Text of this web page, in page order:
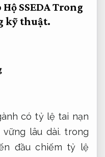
SSEDA Trong
kỹ thuật.
có tỷ lệ tai nạn
vững lâu dài. trong
đầu chiếm tỷ lệ